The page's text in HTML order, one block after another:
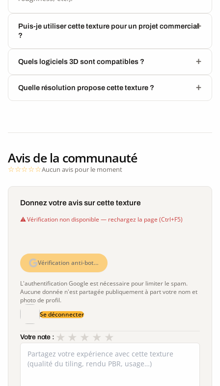
Puis-je utiliser cette texture pour un projet commercial
?
Quels logiciels 3D sont compatibles ?
Quelle résolution propose cette texture ?
Avis de la communauté
Aucun avis pour le moment
Donnez votre avis sur cette texture
Vérification non disponible — rechargez la page (Ctrl+F5)
Vérification anti-bot…
L'authentification Google est nécessaire pour limiter le spam.
Aucune donnée n'est partagée publiquement à part votre nom et
photo de profil.
Se déconnecter
Votre note : ★
★
★
★
★